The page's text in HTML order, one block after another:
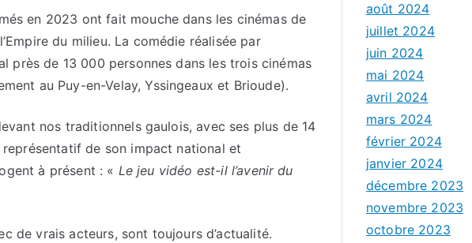
en 2023 ont fait mouche dans les cinémas de
du milieu. La comédie réalisée par
près de 13 000 personnes dans les trois cinémas
au Puy-en-Velay, Yssingeaux et Brioude).
nos traditionnels gaulois, avec ses plus de 14
de son impact national et
à présent : « Le jeu vidéo est-il l’avenir du
de vrais acteurs, sont toujours d’actualité.
août 2024
juillet 2024
juin 2024
mai 2024
avril 2024
mars 2024
février 2024
janvier 2024
décembre 2023
novembre 2023
octobre 2023